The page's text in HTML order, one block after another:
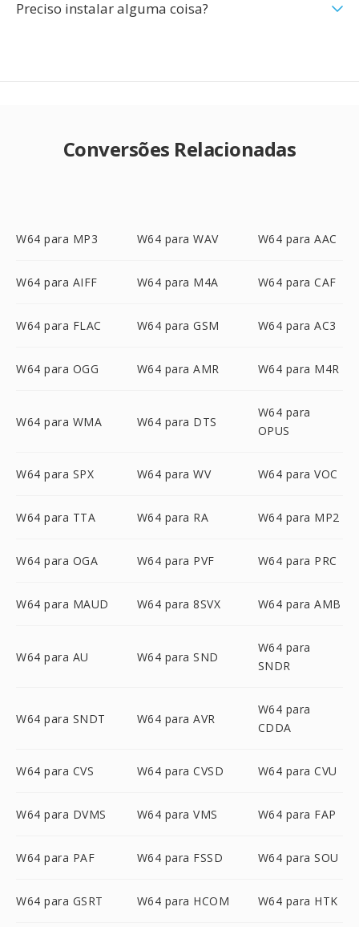
Preciso instalar alguma coisa?
Conversões Relacionadas
W64 para MP3 W64 para WAV W64 para AAC
W64 para AIFF W64 para M4A W64 para CAF
W64 para FLAC W64 para GSM W64 para AC3
W64 para OGG W64 para AMR W64 para M4R
W64 para WMA W64 para DTS
W64 para
OPUS
W64 para SPX W64 para WV W64 para VOC
W64 para TTA W64 para RA W64 para MP2
W64 para OGA W64 para PVF W64 para PRC
W64 para MAUD W64 para 8SVX W64 para AMB
W64 para AU W64 para SND
W64 para
SNDR
W64 para SNDT W64 para AVR
W64 para
CDDA
W64 para CVS W64 para CVSD W64 para CVU
W64 para DVMS W64 para VMS W64 para FAP
W64 para PAF W64 para FSSD W64 para SOU
W64 para GSRT W64 para HCOM W64 para HTK